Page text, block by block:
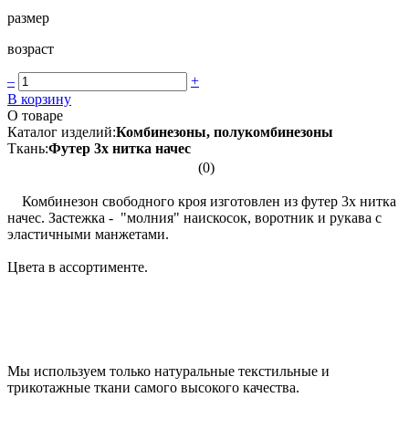
размер
возраст
–
+
В корзину
О товаре
Каталог изделий:Комбинезоны, полукомбинезоны
Ткань:Футер 3х нитка начес
(0)
Комбинезон свободного кроя изготовлен из футер 3х нитка
начес. Застежка - "молния" наискосок, воротник и рукава с
эластичными манжетами.
Цвета в ассортименте.
Мы используем только натуральные текстильные и
трикотажные ткани самого высокого качества.